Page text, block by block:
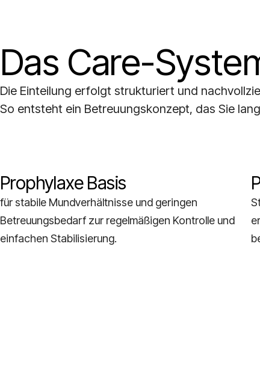
Das Care-
Die Einteilung erfolgt strukturiert und
So entsteht ein Betreuungskonzept, das Sie
Prophylaxe Basis
für stabile Mundverhältnisse und geringen
Betreuungsbedarf zur regelmäßigen Kontrolle und
einfachen Stabilisierung.